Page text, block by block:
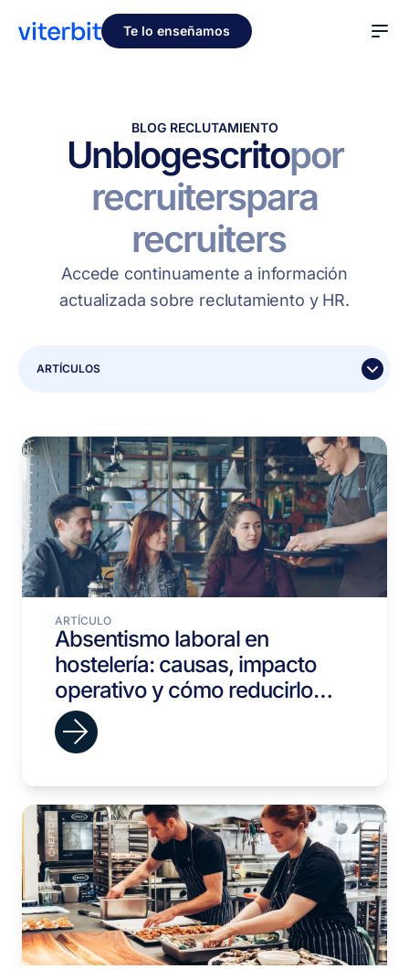
Te lo enseñamos
BLOG RECLUTAMIENTO
Unblogescritopor
recruiterspara
recruiters
Accede continuamente a información
actualizada sobre reclutamiento y HR.
ARTÍCULOS
ARTÍCULO
Absentismo laboral en
hostelería: causas, impacto
operativo y cómo reducirlo
desde la contratación